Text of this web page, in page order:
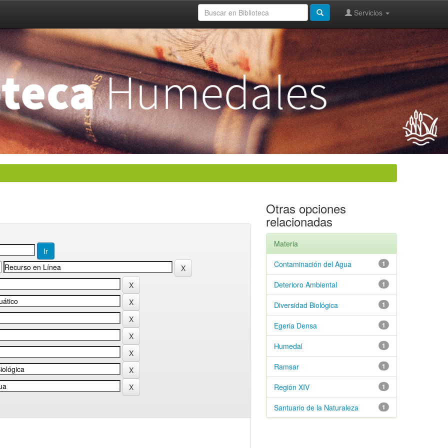
Servicios
Otras opciones
relacionadas
Materia
1
Contaminación del Agua
1
Deterioro Ambiental
1
Diversidad Biológica
1
Egeria Densa
1
Humedal
1
Ramsar
1
Región XIV
1
Santuario de la Naturaleza